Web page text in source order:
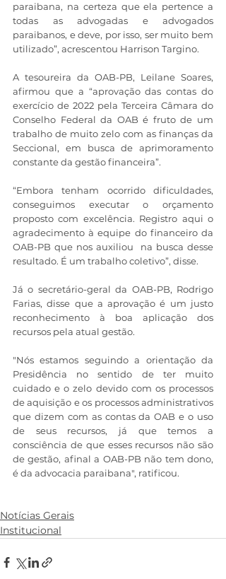
paraibana, na certeza que ela pertence a
todas as advogadas e advogados
paraibanos, e deve, por isso, ser muito bem
utilizado”, acrescentou Harrison Targino.
A tesoureira da OAB-PB, Leilane Soares,
afirmou que a “aprovação das contas do
exercício de 2022 pela Terceira Câmara do
Conselho Federal da OAB é fruto de um
trabalho de muito zelo com as finanças da
Seccional, em busca de aprimoramento
constante da gestão financeira”.
“Embora tenham ocorrido dificuldades,
conseguimos executar o orçamento
proposto com excelência. Registro aqui o
agradecimento à equipe do financeiro da
OAB-PB que nos auxiliou  na busca desse
resultado. É um trabalho coletivo”, disse.
Já o secretário-geral da OAB-PB, Rodrigo
Farias, disse que a aprovação é um justo
reconhecimento à boa aplicação dos
recursos pela atual gestão.
"Nós estamos seguindo a orientação da
Presidência no sentido de ter muito
cuidado e o zelo devido com os processos
de aquisição e os processos administrativos
que dizem com as contas da OAB e o uso
de seus recursos, já que temos a
consciência de que esses recursos não são
de gestão, afinal a OAB-PB não tem dono,
é da advocacia paraibana", ratificou.
Notícias Gerais
Institucional